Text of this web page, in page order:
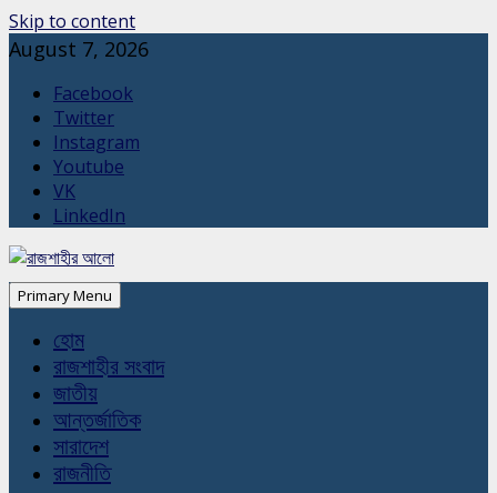
Skip to content
August 7, 2026
Facebook
Twitter
Instagram
Youtube
VK
LinkedIn
Primary Menu
হোম
রাজশাহীর সংবাদ
জাতীয়
আন্তর্জাতিক
সারাদেশ
রাজনীতি